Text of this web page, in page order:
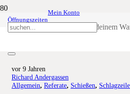
Öffnungszeiten
Mein Konto
wurde deinem
Ehrenmajor Hubert
vor 9 Jahren
Richard Andergassen
Allgemein, Referate, Schießen,